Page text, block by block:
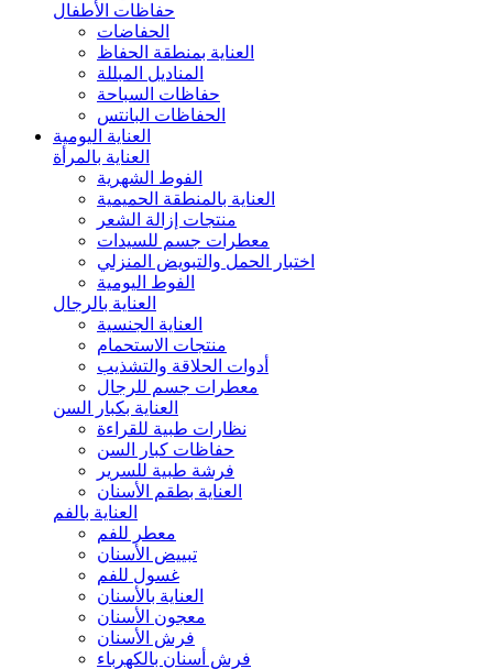
حفاظات الأطفال
الحفاضات
العناية بمنطقة الحفاظ
المناديل المبللة
حفاظات السباحة
الحفاظات البانتس
العناية اليومية
العناية بالمرأة
الفوط الشهرية
العناية بالمنطقة الحميمية
منتجات إزالة الشعر
معطرات جسم للسيدات
اختبار الحمل والتبويض المنزلي
الفوط اليومية
العناية بالرجال
العناية الجنسية
منتجات الاستحمام
أدوات الحلاقة والتشذيب
معطرات جسم للرجال
العناية بكبار السن
نظارات طبية للقراءة
حفاظات كبار السن
فرشة طبية للسرير
العناية بطقم الأسنان
العناية بالفم
معطر للفم
تبييض الأسنان
غسول للفم
العناية بالأسنان
معجون الأسنان
فرش الأسنان
فرش أسنان بالكهرباء